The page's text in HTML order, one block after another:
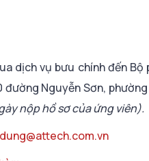
dịch vụ bưu chính đến
Nguyễn Sơn,
nộp hồ sơ của ứng viên).